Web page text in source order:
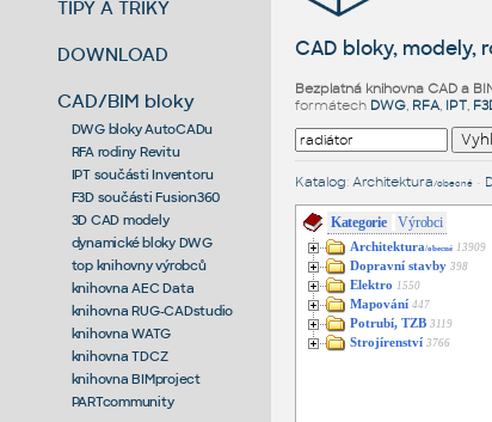
TIPY A TRIKY
DOWNLOAD
CAD/BIM bloky
DWG bloky AutoCADu
RFA rodiny Revitu
IPT součásti Inventoru
F3D součásti Fusion360
3D CAD modely
dynamické bloky DWG
top knihovny výrobců
knihovna AEC Data
knihovna RUG-CADstudio
knihovna WATG
knihovna TDCZ
knihovna BIMproject
PARTcommunity
CAD bloky, modely,
Bezplatná knihovna CAD a
formátech DWG, RFA, IPT,
Katalog: Architektura /obecné•
Kategorie Výrobci
Architektura/obecné 13909
Dopravní stavby 398
Elektro 1550
Mapování 447
Potrubí, TZB 3119
Strojírenství 3766